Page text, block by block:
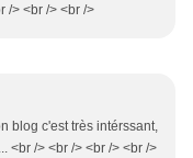
/> <br /> <br />
blog c'est très intérssant,
<br /> <br /> <br /> <br />